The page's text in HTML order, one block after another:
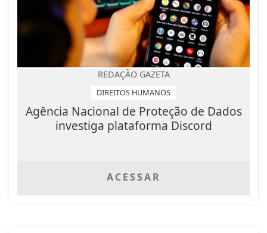
REDAÇÃO GAZETA
DIREITOS HUMANOS
Agência Nacional de Proteção de Dados
investiga plataforma Discord
ACESSAR